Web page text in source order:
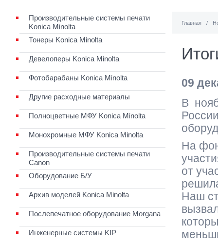
Главная /
09
В
На
от
Наш
Производительные системы печати
Konica Minolta
Тонеры Konica Minolta
Девелоперы Konica Minolta
Фотобарабаны Konica Minolta
Другие расходные материалы
Полноцветные МФУ Konica Minolta
Монохромные МФУ Konica Minolta
Производительные системы печати
Canon
Оборудование Б/У
Архив моделей Konica Minolta
Послепечатное оборудование Morgana
Инженерные системы KIP